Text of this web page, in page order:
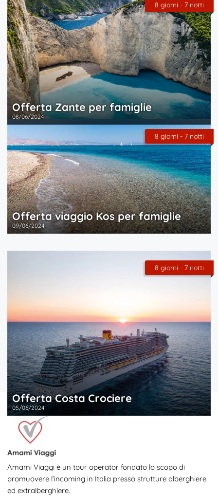
8 giorni - 7 notti
Offerta Zante per famiglie
08/06/2024
8 giorni - 7 notti
Offerta viaggio Kos per famiglie
09/06/2024
8 giorni - 7 notti
Offerta Costa Crociere
05/06/2024
Amami Viaggi è un tour operator fondato lo scopo di
promuovere l’incoming in Italia presso strutture alberghiere
ed extralberghiere.